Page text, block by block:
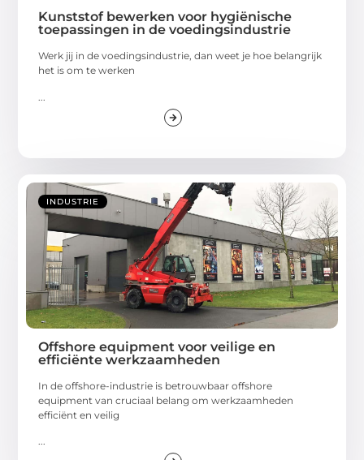
Kunststof bewerken voor hygiënische
toepassingen in de voedingsindustrie
Werk jij in de voedingsindustrie, dan weet je hoe belangrijk
het is om te werken
INDUSTRIE
Offshore equipment voor veilige en
efficiënte werkzaamheden
In de offshore-industrie is betrouwbaar offshore
equipment van cruciaal belang om werkzaamheden
efficiënt en veilig
...